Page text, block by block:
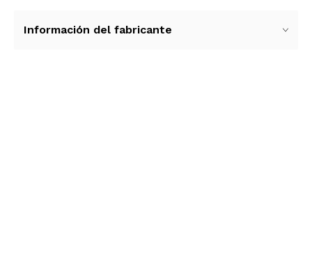
mandos Xbox Series X y Xbox Series S; no es
Información del fabricante